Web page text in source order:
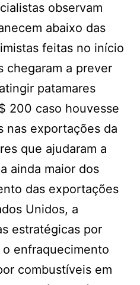
observam
abaixo das
feitas no início
chegaram a prever
patamares
200 caso houvesse
nas exportações da
que ajudaram a
ainda maior dos
das exportações
Unidos, a
estratégicas por
enfraquecimento
combustíveis em